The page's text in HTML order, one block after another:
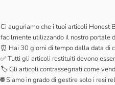
Ci auguriamo che i tuoi articoli Honest
facilmente utilizzando il nostro portale
⏰ Hai 30 giorni di tempo dalla data di
✅ Tutti gli articoli restituiti devono
🏷️ Gli articoli contrassegnati come
🌐 Siamo in grado di gestire solo i resi